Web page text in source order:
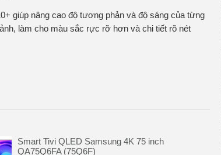
giúp nâng cao độ tương phản và độ sáng của từng
làm cho màu sắc rực rỡ hơn và chi tiết rõ nét
một trong những tiêu chuẩn cao cấp về hình ảnh
thực.
động hơn
Smart Tivi QLED Samsung 4K 75 inch
QA75Q6FA (75Q6F)